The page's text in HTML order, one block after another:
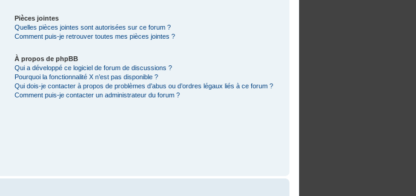
Pièces jointes
Quelles pièces jointes sont autorisées sur ce forum ?
Comment puis-je retrouver toutes mes pièces jointes ?
À propos de phpBB
Qui a développé ce logiciel de forum de discussions ?
Pourquoi la fonctionnalité X n’est pas disponible ?
Qui dois-je contacter à propos de problèmes d’abus ou d’ordres légaux liés à ce forum ?
Comment puis-je contacter un administrateur du forum ?